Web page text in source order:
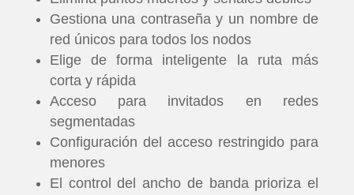
Gestiona una contraseña y un nombre de
red únicos para todos los nodos
Elige de forma inteligente la ruta más
corta y rápida
Acceso para invitados en redes
segmentadas
Configuración del acceso restringido para
menores
El control del ancho de banda prioriza el